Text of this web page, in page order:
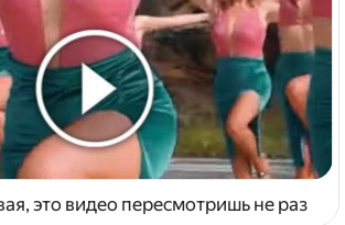
это видео пересмотришь не раз